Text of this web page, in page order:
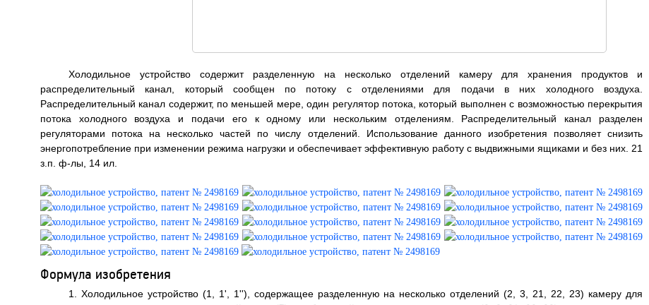
Холодильное устройство содержит разделенную на несколько отделений камеру для хранения продуктов и
распределительный канал, который сообщен по потоку с отделениями для подачи в них холодного воздуха.
Распределительный канал содержит, по меньшей мере, один регулятор потока, который выполнен с возможностью перекрытия
потока холодного воздуха и подачи его к одному или нескольким отделениям. Распределительный канал разделен
регуляторами потока на несколько частей по числу отделений. Использование данного изобретения позволяет снизить
энергопотребление при изменении режима нагрузки и обеспечивает эффективную работу с выдвижными ящиками и без них. 21
з.п. ф-лы, 14 ил.
Формула изобретения
1. Холодильное устройство (1, 1', 1''), содержащее разделенную на несколько отделений (2, 3, 21, 22, 23) камеру для